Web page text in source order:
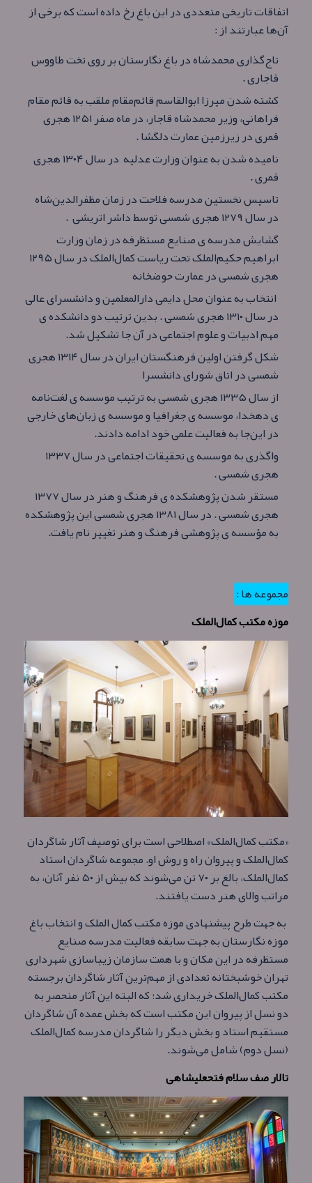
اتفاقات تاریخی متعددی در این باغ رخ داده‌ است که برخی از
آن‌ها عبارتند از :
تاج‌گذاری محمدشاه در باغ نگارستان بر روی تخت طاووس
قاجاری .
کشته شدن میرزا ابوالقاسم قائم‌مقام ملقب به قائم مقام
فراهانی، وزیر محمدشاه قاجار، در ماه صفر ۱۲۵۱ هجری
قمری در زیرزمین عمارت دلگشا .
نامیده شدن به عنوان وزارت عدلیه در سال ۱۳۰۴ هجری
قمری .
تاسیس نخستین مدرسه فلاحت در زمان مظفرالدین‌شاه
در سال ۱۲۷۹ هجری شمسی توسط داشر اتریشی .
گشایش مدرسه ی صنایع مستظرفه در زمان وزارت
ابراهیم حکیم‌الملک تحت ریاست کمال‌الملک در سال ۱۲۹۵
هجری شمسی در عمارت حوضخانه
انتخاب به عنوان محل دایمی دارالمعلمین و دانشسرای عالی
در سال ۱۳۱۰ هجری شمسی . بدین ترتیب دو دانشکده ی
مهم ادبیات و علوم اجتماعی در آن‌ جا تشکیل شد.
شکل گرفتن اولین فرهنگستان ایران در سال ۱۳۱۴ هجری
شمسی در اتاق شورای دانشسرا
از سال ۱۳۳۵ هجری شمسی به ترتیب موسسه ی لغت‌نامه
ی دهخدا، موسسه ی جغرافیا و موسسه ی زبان‌های خارجی
در این‌جا به فعالیت علمی خود ادامه دادند.
واگذری به موسسه ی تحقیقات اجتماعی در سال ۱۳۳۷
هجری شمسی .
مستقر شدن پژوهشکده ی فرهنگ و هنر در سال ۱۳۷۷
هجری شمسی . در سال ۱۳۸۱ هجری شمسی این پژوهشکده
به مؤسسه ی پژوهشی فرهنگ و هنر تغییر نام یافت.
مجموعه ها :
موزه مکتب کمال‌الملک
«مکتب کمال‌الملک» اصطلاحی است برای توصیف آثار شاگردان
کمال‌الملک و پیروان راه و روش او. مجموعه شاگردان استاد
کمال‌الملک، بالغ بر ۷۰ تن می‌شوند که بیش از ۵۰ نفر آنان، به
مراتب والای هنر دست یافتند.
به جهت طرح پیشنهادی موزه مکتب کمال الملک و انتخاب باغ
موزه نگارستان به جهت سابقه فعالیت مدرسه صنایع
مستظرفه در این مکان و با همت سازمان زیباسازی شهرداری
تهران خوشبختانه تعدادی از مهم‌ترین آثار شاگردان برجسته
مکتب کمال‌الملک خریداری شد؛ که البته این آثار منحصر به
دو نسل از پیروان این مکتب است که بخش عمده آن شاگردان
مستقیم استاد و بخش دیگر را شاگردان مدرسه کمال‌الملک
(نسل دوم) شامل می‌شوند.
تالار صف سلام فتحعلیشاهی